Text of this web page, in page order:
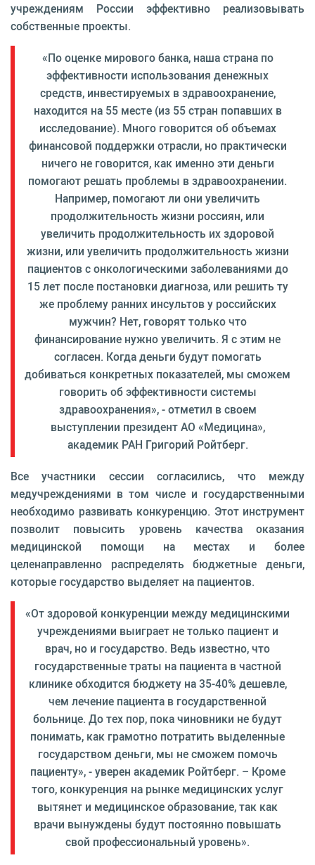
учреждениям России эффективно реализовывать
собственные проекты.
«По оценке мирового банка, наша страна по
эффективности использования денежных
средств, инвестируемых в здравоохранение,
находится на 55 месте (из 55 стран попавших в
исследование). Много говорится об объемах
финансовой поддержки отрасли, но практически
ничего не говорится, как именно эти деньги
помогают решать проблемы в здравоохранении.
Например, помогают ли они увеличить
продолжительность жизни россиян, или
увеличить продолжительность их здоровой
жизни, или увеличить продолжительность жизни
пациентов с онкологическими заболеваниями до
15 лет после постановки диагноза, или решить ту
же проблему ранних инсультов у российских
мужчин? Нет, говорят только что
финансирование нужно увеличить. Я с этим не
согласен. Когда деньги будут помогать
добиваться конкретных показателей, мы сможем
говорить об эффективности системы
здравоохранения», - отметил в своем
выступлении президент АО «Медицина»,
академик РАН Григорий Ройтберг.
Все участники сессии согласились, что между
медучреждениями в том числе и государственными
необходимо развивать конкуренцию. Этот инструмент
позволит повысить уровень качества оказания
медицинской помощи на местах и более
целенаправленно распределять бюджетные деньги,
которые государство выделяет на пациентов.
«От здоровой конкуренции между медицинскими
учреждениями выиграет не только пациент и
врач, но и государство. Ведь известно, что
государственные траты на пациента в частной
клинике обходится бюджету на 35-40% дешевле,
чем лечение пациента в государственной
больнице. До тех пор, пока чиновники не будут
понимать, как грамотно потратить выделенные
государством деньги, мы не сможем помочь
пациенту», - уверен академик Ройтберг. – Кроме
того, конкуренция на рынке медицинских услуг
вытянет и медицинское образование, так как
врачи вынуждены будут постоянно повышать
свой профессиональный уровень».